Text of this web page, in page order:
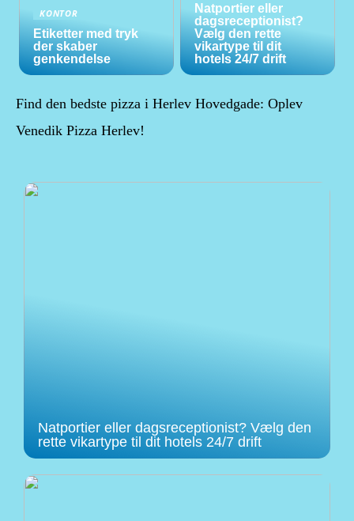
KONTOR
Etiketter med tryk
der skaber
genkendelse
Natportier eller
dagsreceptionist?
Vælg den rette
vikartype til dit
hotels 24/7 drift
Find den bedste pizza i Herlev Hovedgade: Oplev
Venedik Pizza Herlev!
Natportier eller dagsreceptionist? Vælg den
rette vikartype til dit hotels 24/7 drift